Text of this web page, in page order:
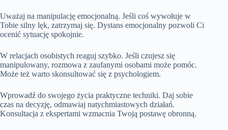
Uważaj na manipulację emocjonalną. Jeśli coś wywołuje w
Tobie silny lęk, zatrzymaj się. Dystans emocjonalny pozwoli Ci
ocenić sytuację spokojnie.
W relacjach osobistych reaguj szybko. Jeśli czujesz się
manipulowany, rozmowa z zaufanymi osobami może pomóc.
Może też warto skonsultować się z psychologiem.
Wprowadź do swojego życia praktyczne techniki. Daj sobie
czas na decyzję, odmawiaj natychmiastowych działań.
Konsultacja z ekspertami wzmacnia Twoją postawę obronną.